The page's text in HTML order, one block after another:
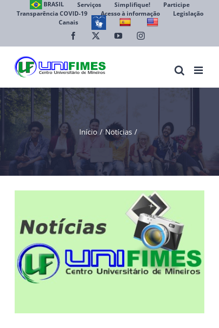
BRASIL Serviços Simplifique!
Participe
Transparência COVID-19
Acesso à informação
Legislação
Canais
Facebook YouTubeInstagram
Início Notícias